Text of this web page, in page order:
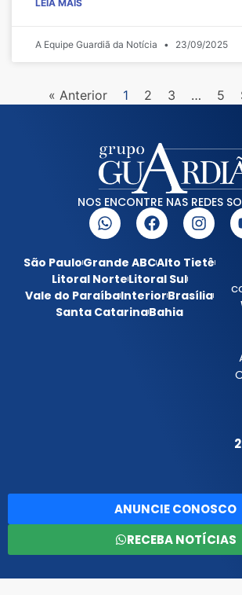
LEIA MAIS
A Equipe Guardiã da Notícia 23/09/2025
« Anterior 1 2 3 … 5
NOS ENCONTRE NAS REDES
São PauloGrande ABCAlto Tietê
Litoral NorteLitoral Sul
Vale do ParaíbaInteriorBrasília
Santa CatarinaBahia
ANUNCIE CONOSCO
RECEBA NOTÍCIAS